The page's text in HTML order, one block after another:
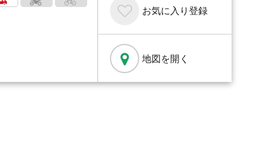
お気に入り 登録
地図を開く